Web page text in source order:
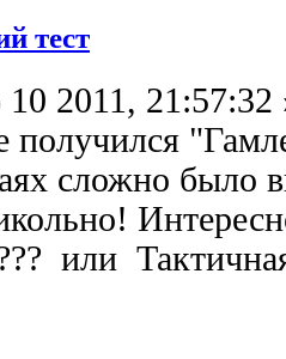
тест
10 2011, 21:57:32
получился
сложно было
или